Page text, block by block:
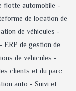
flotte automobile -
de location de
de véhicules -
ERP de gestion de
de véhicules -
clients et du parc
auto - Suivi et